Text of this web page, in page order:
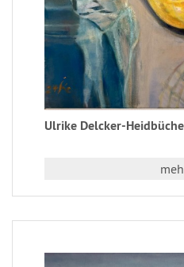
Ulrike Delcker-